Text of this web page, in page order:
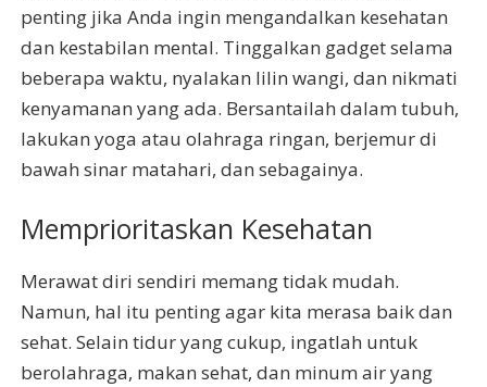
penting jika Anda ingin mengandalkan kesehatan
dan kestabilan mental. Tinggalkan gadget selama
beberapa waktu, nyalakan lilin wangi, dan nikmati
kenyamanan yang ada. Bersantailah dalam tubuh,
lakukan yoga atau olahraga ringan, berjemur di
bawah sinar matahari, dan sebagainya.
Memprioritaskan Kesehatan
Merawat diri sendiri memang tidak mudah.
Namun, hal itu penting agar kita merasa baik dan
sehat. Selain tidur yang cukup, ingatlah untuk
berolahraga, makan sehat, dan minum air yang